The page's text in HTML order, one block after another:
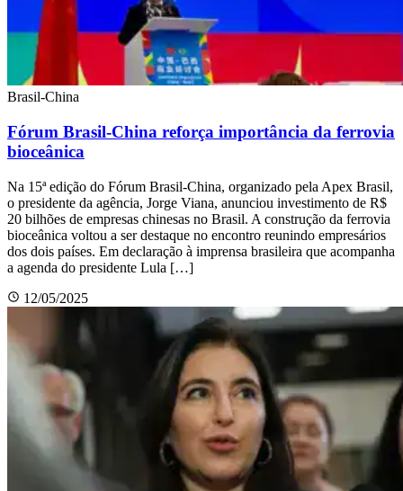
Brasil-China
Fórum Brasil-China reforça importância da ferrovia
bioceânica
Na 15ª edição do Fórum Brasil-China, organizado pela Apex Brasil,
o presidente da agência, Jorge Viana, anunciou investimento de R$
20 bilhões de empresas chinesas no Brasil. A construção da ferrovia
bioceânica voltou a ser destaque no encontro reunindo empresários
dos dois países. Em declaração à imprensa brasileira que acompanha
a agenda do presidente Lula […]
12/05/2025